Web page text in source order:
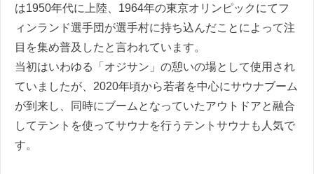
は1950年代に上陸、1964年の東京オリンピックにてフ
ィンランド選手団が選手村に持ち込んだことによって注
目を集め普及したと言われています。
当初はいわゆる「オジサン」の憩いの場として使用され
ていましたが、2020年頃から若者を中心にサウナブーム
が到来し、同時にブームとなっていたアウトドアと融合
してテントを使ってサウナを行うテントサウナも人気で
す。